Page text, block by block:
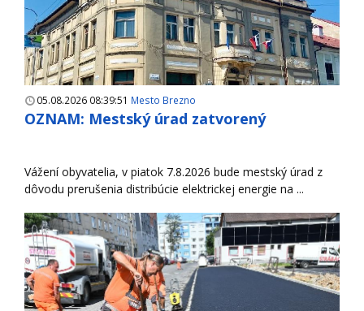
05.08.2026 08:39:51 Mesto Brezno
OZNAM: Mestský úrad zatvorený
Vážení obyvatelia, v piatok 7.8.2026 bude mestský úrad z
dôvodu prerušenia distribúcie elektrickej energie na ...